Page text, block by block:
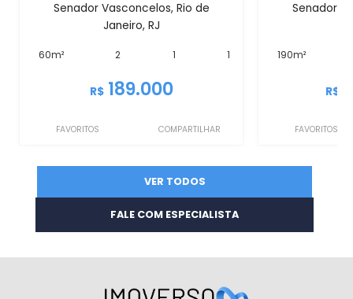
Senador Vasconcelos, Rio de
Janeiro, RJ
60m² 2 1 1
R$ 189.000
FAVORITOS COMPARTILHAR
Senador
190m²
R$
FAVORITOS
VER TODOS
FALE COM ESPECIALISTA